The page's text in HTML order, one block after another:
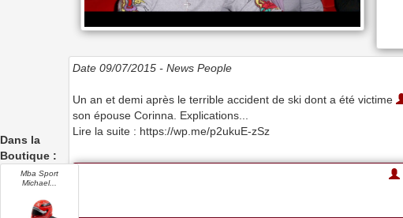
Date 09/07/2015 - News People
Un an et demi après le terrible accident de ski dont a été victime
son épouse Corinna. Explications...
Lire la suite : https://wp.me/p2ukuE-zSz
Dans la
Boutique :
Mba Sport
Michael...